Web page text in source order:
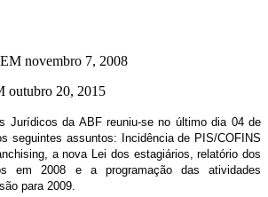
novembro 7, 2008
20, 2015
Jurídicos da ABF reuniu-se no último dia 04 de
seguintes assuntos: Incidência de PIS/COFINS
a nova Lei dos estagiários, relatório dos
em 2008 e a programação das atividades
para 2009.